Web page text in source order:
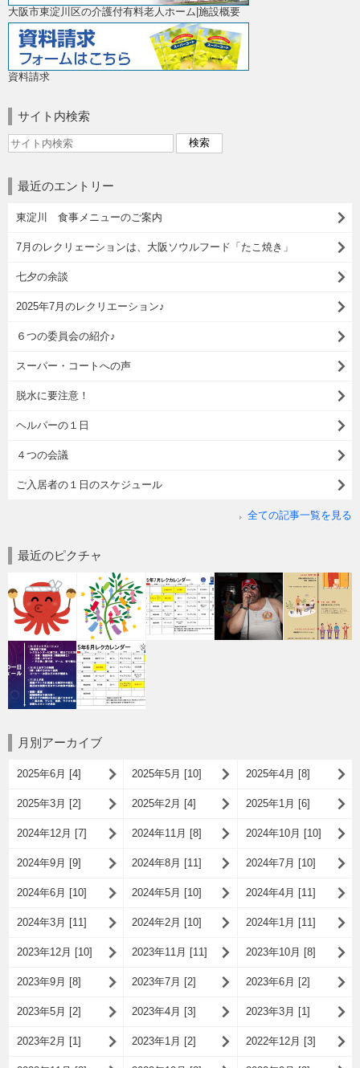
大阪市東淀川区の介護付有料老人ホーム|施設概要
資料請求
サイト内検索
最近のエントリー
東淀川 食事メニューのご案内
7月のレクリェーションは、大阪ソウルフード「たこ焼き」
七夕の余談
2025年7月のレクリエーション♪
６つの委員会の紹介♪
スーパー・コートへの声
脱水に要注意！
ヘルパーの１日
４つの会議
ご入居者の１日のスケジュール
全ての記事一覧を見る
最近のピクチャ
月別アーカイブ
2025年6月 [4] 2025年5月 [10] 2025年4月 [8]
2025年3月 [2] 2025年2月 [4] 2025年1月 [6]
2024年12月 [7] 2024年11月 [8] 2024年10月 [10]
2024年9月 [9] 2024年8月 [11] 2024年7月 [10]
2024年6月 [10] 2024年5月 [10] 2024年4月 [11]
2024年3月 [11] 2024年2月 [10] 2024年1月 [11]
2023年12月 [10] 2023年11月 [11] 2023年10月 [8]
2023年9月 [8] 2023年7月 [2] 2023年6月 [2]
2023年5月 [2] 2023年4月 [3] 2023年3月 [1]
2023年2月 [1] 2023年1月 [2] 2022年12月 [3]